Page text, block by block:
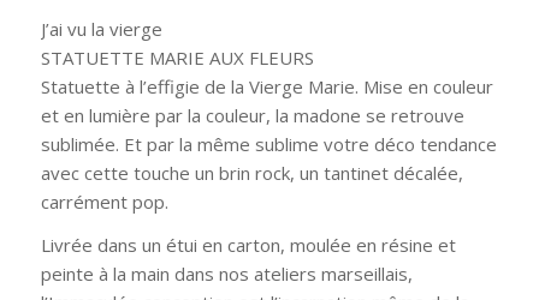
J’ai vu la vierge
STATUETTE MARIE AUX FLEURS
Statuette à l’effigie de la Vierge Marie. Mise en couleur
et en lumière par la couleur, la madone se retrouve
sublimée. Et par la même sublime votre déco tendance
avec cette touche un brin rock, un tantinet décalée,
carrément pop.
Livrée dans un étui en carton, moulée en résine et
peinte à la main dans nos ateliers marseillais,